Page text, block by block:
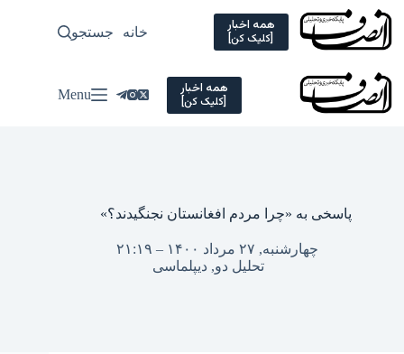
Skip
content
همه اخبار
[کلیک کن] خانه سیاسی
جستجو
همه اخبار
[کلیک کن] Menu
پاسخی به «چرا مردم افغانستان نجنگیدند؟»
چهارشنبه, ۲۷ مرداد ۱۴۰۰ – ۲۱:۱۹
تحلیل دو,دیپلماسی